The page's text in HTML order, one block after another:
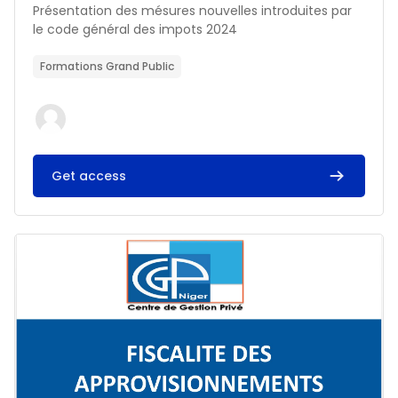
Résumé du cours :
Présentation des mésures nouvelles introduites par
le code général des impots 2024
Formations Grand Public
Get access
Image du cours FISCALITE DES APPROVISIONNEMENTS